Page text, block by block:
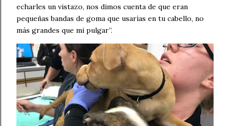
echarles un vistazo, nos dimos cuenta de que eran
pequeñas bandas de goma que usarías en tu cabello, no
más grandes que mi pulgar”.